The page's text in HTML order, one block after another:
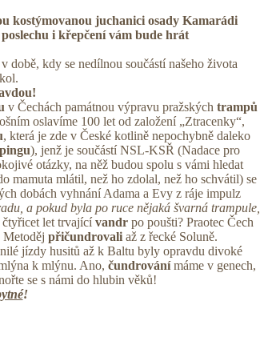
kostýmovanou juchanici osady Kamarádi
i křepčení vám bude hrát
době, kdy se nedílnou součástí našeho života
v Čechách památnou výpravu pražských trampů
oslavíme 100 let od založení „Ztracenky“,
, která je zde v České kotlině nepochybně daleko
), jenž je součástí NSL-KSŘ (Nadace pro
otázky, na něž budou spolu s vámi hledat
mlátil, než ho zdolal, než ho schvátil) se
dobách vyhnání Adama a Evy z ráje impulz
a pokud byla po ruce nějaká švarná trampule,
let trvajícívandrpo poušti? Praotec Čech
přičundrovaliaž z řecké Soluně.
jízdy husitů až k Baltu byly opravdu divoké
k mlýnu. Ano, čundrovánímáme v genech,
se s námi do hlubin věků!
!